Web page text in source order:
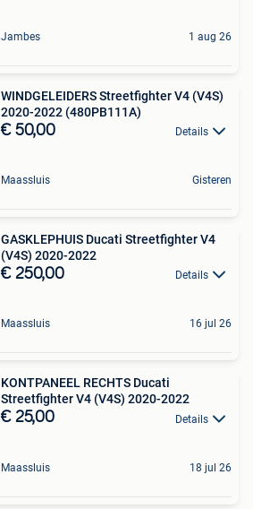
Jambes 1 aug 26
WINDGELEIDERS Streetfighter V4 (V4S)
2020-2022 (480PB111A)
€ 50,00 Details
Maassluis Gisteren
GASKLEPHUIS Ducati Streetfighter V4
(V4S) 2020-2022
€ 250,00 Details
Maassluis 16 jul 26
KONTPANEEL RECHTS Ducati
Streetfighter V4 (V4S) 2020-2022
€ 25,00 Details
Maassluis 18 jul 26